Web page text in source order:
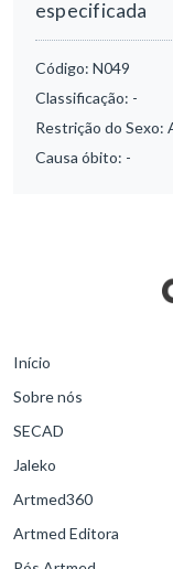
especificada
Código: N049
Classificação: -
Restrição do Sexo:
Causa óbito: -
Início
Sobre nós
SECAD
Jaleko
Artmed360
Artmed Editora